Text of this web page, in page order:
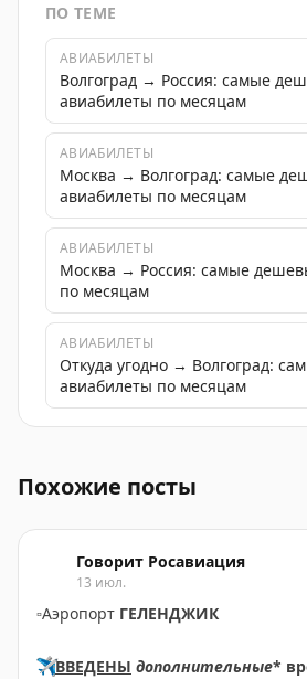
ПО ТЕМЕ
АВИАБИЛЕТЫ
Волгоград → Россия: самые
авиабилеты по месяцам
АВИАБИЛЕТЫ
Москва → Волгоград: самые
авиабилеты по месяцам
АВИАБИЛЕТЫ
Москва → Россия: самые
по месяцам
АВИАБИЛЕТЫ
Откуда угодно → Волгоград:
авиабилеты по месяцам
Похожие посты
Говорит Росавиация
13 июл.
▫️Аэропорт ГЕЛЕНДЖИК
✈️ВВЕДЕНЫ дополнительные*